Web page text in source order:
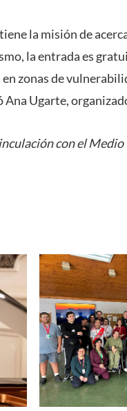
la misión de
la entrada es
zonas de
Ana Ugarte,
con el Medio